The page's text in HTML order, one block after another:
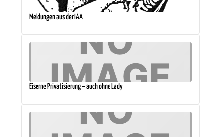
Meldungen aus der IAA
Eiserne Privatisierung – auch ohne Lady